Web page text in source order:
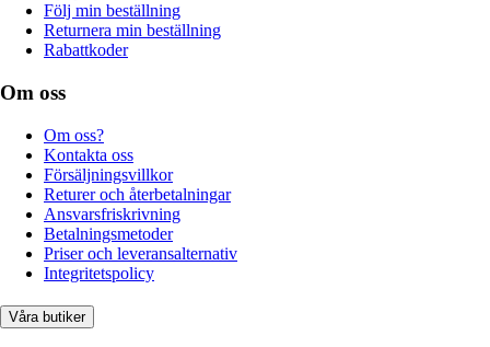
Följ min beställning
Returnera min beställning
Rabattkoder
Om oss
Om oss?
Kontakta oss
Försäljningsvillkor
Returer och återbetalningar
Ansvarsfriskrivning
Betalningsmetoder
Priser och leveransalternativ
Integritetspolicy
Våra butiker